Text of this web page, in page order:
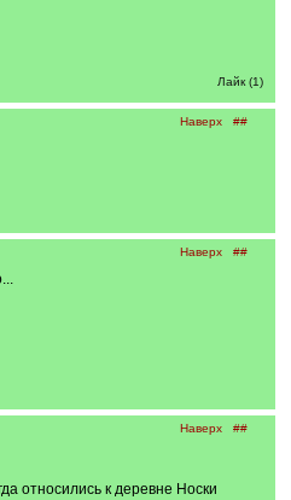
Лайк (1)
Наверх ##
Наверх ##
Наверх ##
относились к деревне Носки